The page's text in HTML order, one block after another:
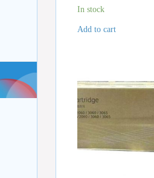
In stock
Add to cart